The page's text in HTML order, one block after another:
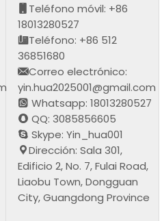
Teléfono móvil: +86
18013280527
Teléfono: +86 512
36851680
Correo electrónico:
yin.hua2025001@gmail.com
Whatsapp: 18013280527
QQ: 3085856605
Skype: Yin_hua001
Dirección: Sala 301,
Edificio 2, No. 7, Fulai Road,
Liaobu Town, Dongguan
City, Guangdong Province